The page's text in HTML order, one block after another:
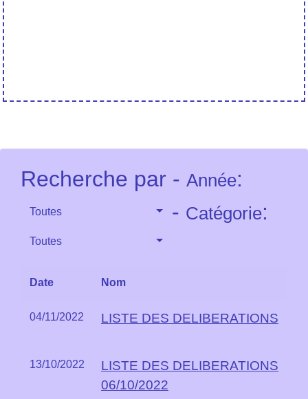
Recherche par - Année:
Toutes - Catégorie:
Toutes
Date Nom
04/11/2022 LISTE DES DELIBERATIONS
13/10/2022
LISTE DES DELIBERATIONS
06/10/2022